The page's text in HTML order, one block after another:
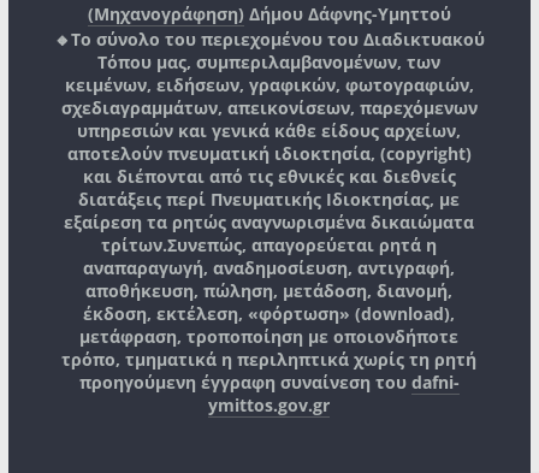
(Μηχανογράφηση) Δήμου Δάφνης-Υμηττού
🔸Το σύνολο του περιεχομένου του Διαδικτυακού
Τόπου μας, συμπεριλαμβανομένων, των
κειμένων, ειδήσεων, γραφικών, φωτογραφιών,
σχεδιαγραμμάτων, απεικονίσεων, παρεχόμενων
υπηρεσιών και γενικά κάθε είδους αρχείων,
αποτελούν πνευματική ιδιοκτησία, (copyright)
και διέπονται από τις εθνικές και διεθνείς
διατάξεις περί Πνευματικής Ιδιοκτησίας, με
εξαίρεση τα ρητώς αναγνωρισμένα δικαιώματα
τρίτων.Συνεπώς, απαγορεύεται ρητά η
αναπαραγωγή, αναδημοσίευση, αντιγραφή,
αποθήκευση, πώληση, μετάδοση, διανομή,
έκδοση, εκτέλεση, «φόρτωση» (download),
μετάφραση, τροποποίηση με οποιονδήποτε
τρόπο, τμηματικά η περιληπτικά χωρίς τη ρητή
προηγούμενη έγγραφη συναίνεση του dafni-
ymittos.gov.gr